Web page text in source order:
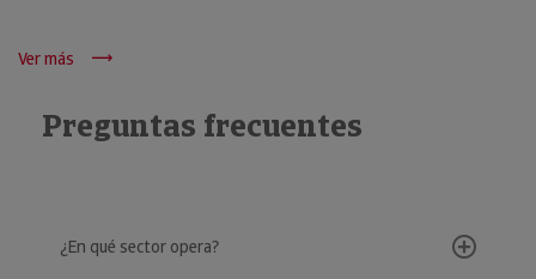
Ver más
Preguntas frecuentes
¿En qué sector opera?